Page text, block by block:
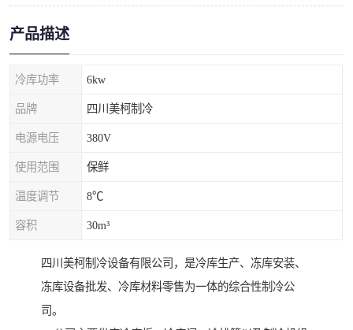
产品描述
冷库功率 6kw
品牌 四川美柯制冷
电源电压 380V
使用范围 保鲜
温度调节 8℃
容积 30m³
四川美柯制冷设备有限公司，是冷库生产、冻库安装、
冻库设备批发、冷库材料零售为一体的综合性制冷公
司。